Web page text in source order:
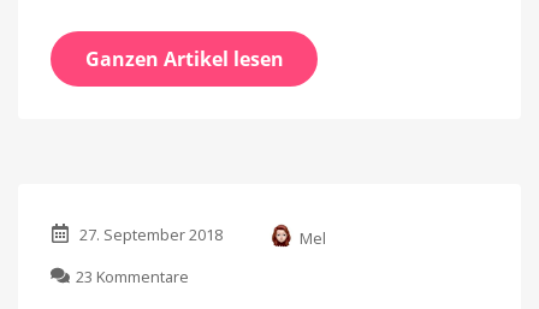
Ganzen Artikel lesen
27. September 2018
Mel
23 Kommentare